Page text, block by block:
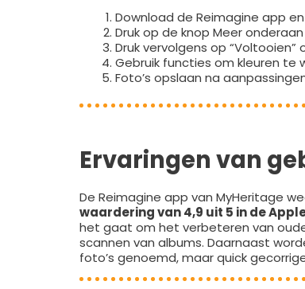
Download de Reimagine app
Druk op de knop Meer
Druk vervolgens op
Gebruik functies om kleuren te
Foto’s opslaan na
Ervaringen van
De Reimagine app van MyHeritage
waardering van 4,9 uit 5 in de
het gaat om het verbeteren van
scannen van albums. Daarnaast
foto’s genoemd, maar quick